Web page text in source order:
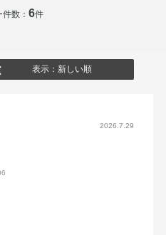
子油・BHT・シクロヘキサ
ジイソステアリル・イソノ
ーム油・トリイソステアリ
メチコン／ビニルトリメチ
・ラウリルPEG－9ポリジ
ン・ポリヒドロキシステア
件数：6件
表示：新しい順
2026.7.29